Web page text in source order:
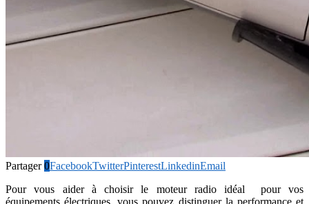
Partager 0FacebookTwitterPinterestLinkedinEmail
Pour vous aider à choisir le moteur radio idéal pour vos
équipements électriques, vous pouvez distinguer la performance et